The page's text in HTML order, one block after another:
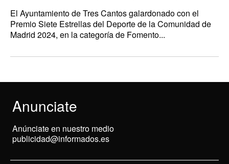
El Ayuntamiento de Tres Cantos galardonado con el
Premio Siete Estrellas del Deporte de la Comunidad de
Madrid 2024, en la categoría de Fomento...
Anunciate
Anúnciate en nuestro medio
publicidad@informados.es